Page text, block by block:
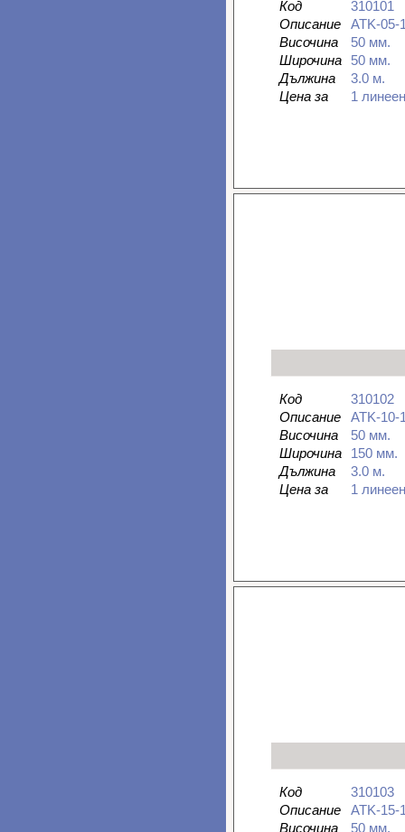
Код
310101
Описание
ATK-05-
Височина
50 мм.
Широчина
50 мм.
Дължина
3.0 м.
Цена за
1
Код
310102
Описание
ATK-10-
Височина
50 мм.
Широчина
150 мм.
Дължина
3.0 м.
Цена за
1
Код
310103
Описание
ATK-15-
Височина
50 мм.